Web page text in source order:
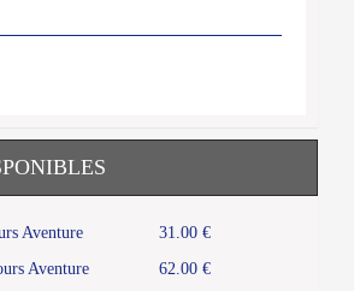
Aventure
31.00 €
Aventure
62.00 €